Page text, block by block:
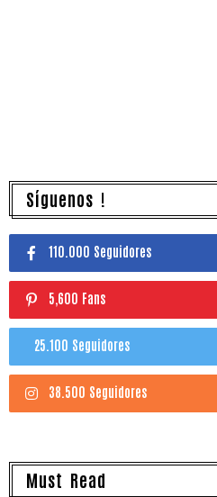
Síguenos !
110.000 Seguidores
5,600 Fans
25.100 Seguidores
38.500 Seguidores
Must Read